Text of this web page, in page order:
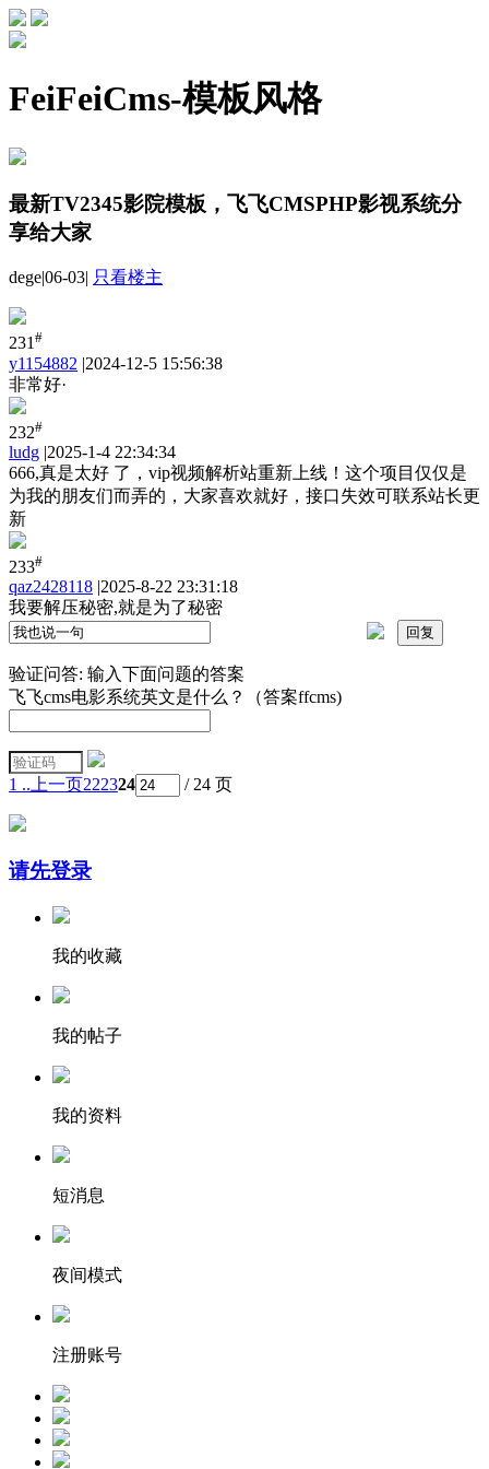
FeiFeiCms-模板风格
最新TV2345影院模板，飞飞CMSPHP影视系统分
享给大家
dege|06-03| 只看楼主
231#
y1154882 |2024-12-5 15:56:38
非常好·
232#
ludg |2025-1-4 22:34:34
666,真是太好 了，vip视频解析站重新上线！这个项目仅仅是
为我的朋友们而弄的，大家喜欢就好，接口失效可联系站长更
新
233#
qaz2428118 |2025-8-22 23:31:18
我要解压秘密,就是为了秘密
验证问答: 输入下面问题的答案
飞飞cms电影系统英文是什么？（答案ffcms)
1 .. 上一页222324 / 24 页
请先登录
我的收藏
我的帖子
我的资料
短消息
夜间模式
注册账号